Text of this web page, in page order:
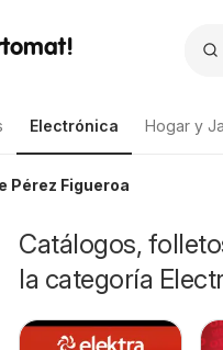
Electrónica Hogar y
Pérez Figueroa
Catálogos,
la categoría